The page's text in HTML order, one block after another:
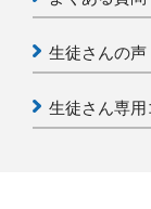
生徒さんの声
生徒さん専用